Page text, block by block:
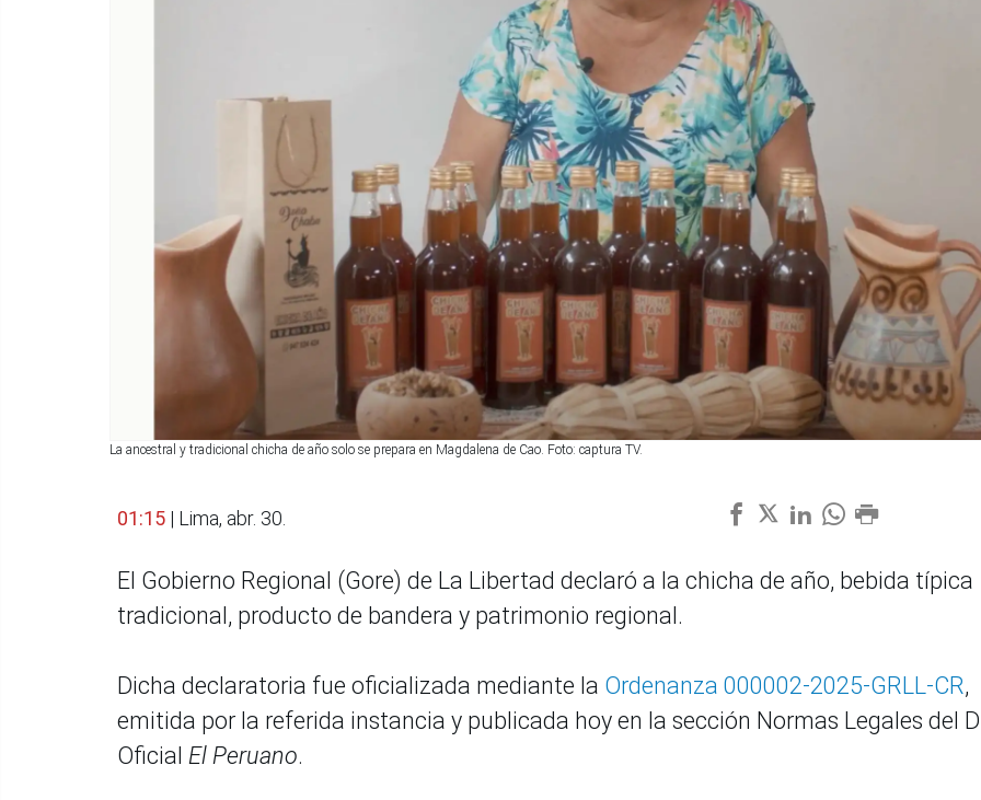
La ancestral y tradicional chicha de año solo se prepara en Magdalena de Cao. Foto: captura TV.
01:15 | Lima, abr. 30.
El Gobierno Regional (Gore) de La Libertad declaró a la chicha de año, bebida típica
tradicional, producto de bandera y patrimonio regional.
Dicha declaratoria fue oficializada mediante la Ordenanza 000002-2025-GRLL-CR,
emitida por la referida instancia y publicada hoy en la sección Normas Legales del
Oficial El Peruano.